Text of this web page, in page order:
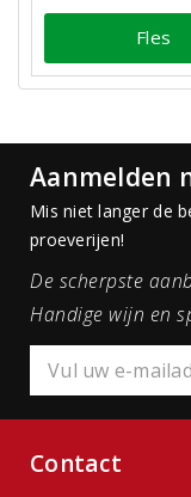
Fles
Aanmelden
Mis niet langer de
proeverijen!
De scherpste
Handige wijn en
Contact